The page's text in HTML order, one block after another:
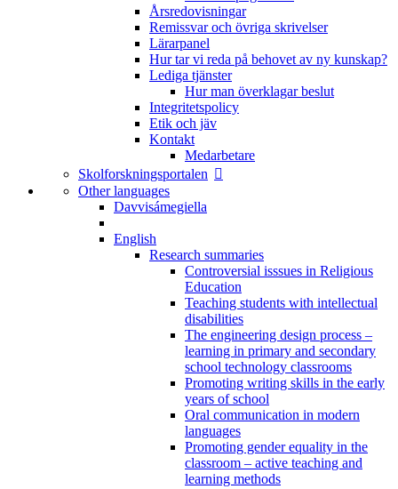
Årsredovisningar
Remissvar och övriga skrivelser
Lärarpanel
Hur tar vi reda på behovet av ny kunskap?
Lediga tjänster
Hur man överklagar beslut
Integritetspolicy
Etik och jäv
Kontakt
Medarbetare
Skolforskningsportalen
Other languages
Davvisámegiella
English
Research summaries
Controversial isssues in Religious
Education
Teaching students with intellectual
disabilities
The engineering design process –
learning in primary and secondary
school technology classrooms
Promoting writing skills in the early
years of school
Oral communication in modern
languages
Promoting gender equality in the
classroom – active teaching and
learning methods